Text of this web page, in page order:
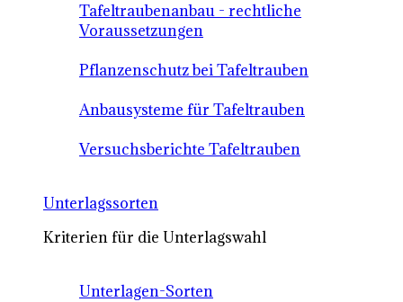
Tafeltraubenanbau - rechtliche
Voraussetzungen
Pflanzenschutz bei Tafeltrauben
Anbausysteme für Tafeltrauben
Versuchsberichte Tafeltrauben
Unterlagssorten
Kriterien für die Unterlagswahl
Unterlagen-Sorten